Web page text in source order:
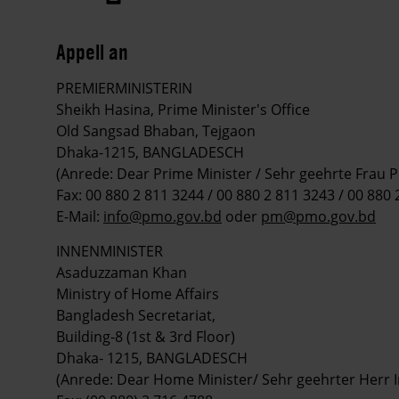
Appell an
PREMIERMINISTERIN
Sheikh Hasina, Prime Minister's Office
Old Sangsad Bhaban, Tejgaon
Dhaka-1215, BANGLADESCH
(Anrede: Dear Prime Minister / Sehr geehrte Frau
Fax: 00 880 2 811 3244 / 00 880 2 811 3243 / 00 880
E-Mail: info@pmo.gov.bd oder pm@pmo.gov.bd
INNENMINISTER
Asaduzzaman Khan
Ministry of Home Affairs
Bangladesh Secretariat,
Building-8 (1st & 3rd Floor)
Dhaka- 1215, BANGLADESCH
(Anrede: Dear Home Minister/ Sehr geehrter Herr